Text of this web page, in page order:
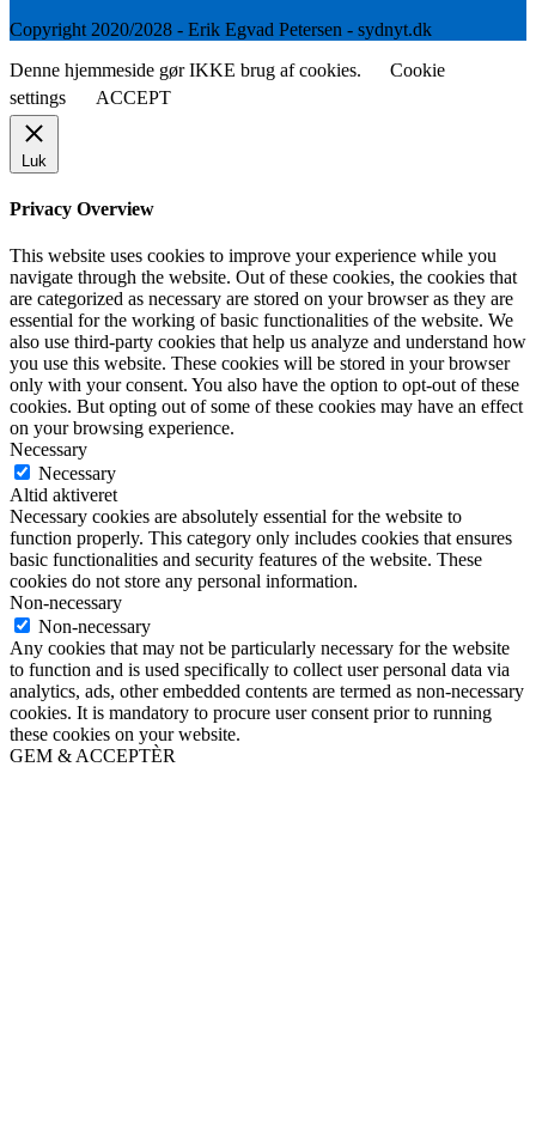
Copyright 2020/2028 - Erik Egvad Petersen - sydnyt.dk
Denne hjemmeside gør IKKE brug af cookies.
Cookie
settings
ACCEPT
Luk
Privacy Overview
This website uses cookies to improve your experience while you
navigate through the website. Out of these cookies, the cookies that
are categorized as necessary are stored on your browser as they are
essential for the working of basic functionalities of the website. We
also use third-party cookies that help us analyze and understand how
you use this website. These cookies will be stored in your browser
only with your consent. You also have the option to opt-out of these
cookies. But opting out of some of these cookies may have an effect
on your browsing experience.
Necessary
Necessary
Altid aktiveret
Necessary cookies are absolutely essential for the website to
function properly. This category only includes cookies that ensures
basic functionalities and security features of the website. These
cookies do not store any personal information.
Non-necessary
Non-necessary
Any cookies that may not be particularly necessary for the website
to function and is used specifically to collect user personal data via
analytics, ads, other embedded contents are termed as non-necessary
cookies. It is mandatory to procure user consent prior to running
these cookies on your website.
GEM & ACCEPTÈR